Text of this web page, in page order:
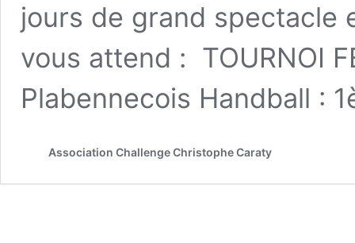
jours de grand spectacle
vous attend : ​ TOURNOI
Plabennecois Handball :
Association Challenge Christophe Caraty